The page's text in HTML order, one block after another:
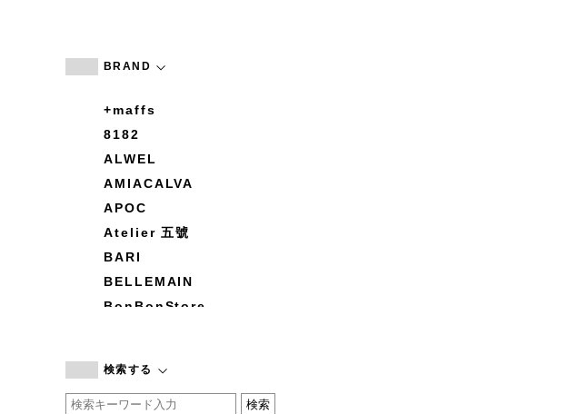
BRAND
+maffs
8182
ALWEL
AMIACALVA
APOC
Atelier 五號
BARI
BELLEMAIN
BonBonStore
by basics
CATWORTH
検索する